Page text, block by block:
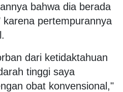
bahwa dia berada
pertempurannya
dari ketidaktahuan
tinggi saya
obat konvensional,"